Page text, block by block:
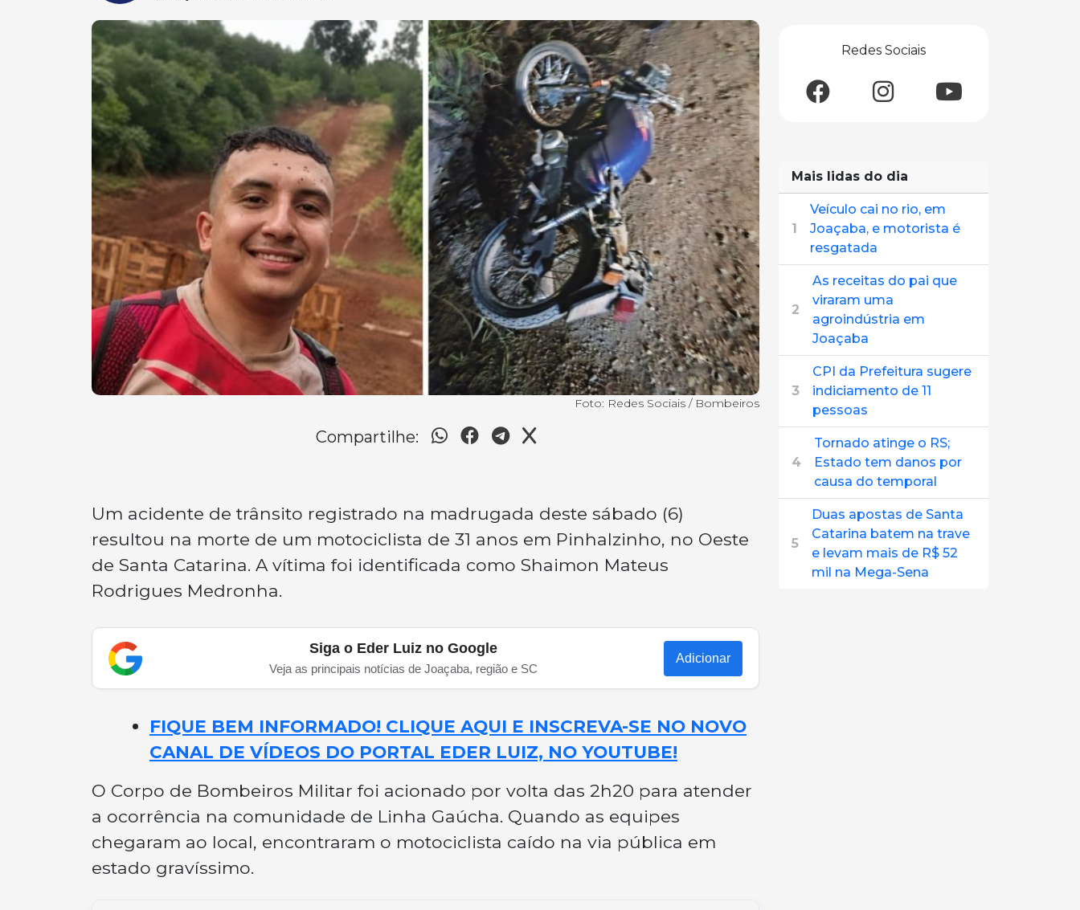
Foto: Redes Sociais / Bombeiros
Compartilhe:
Um acidente de trânsito registrado na madrugada deste sábado (6)
resultou na morte de um motociclista de 31 anos em Pinhalzinho, no Oeste
de Santa Catarina. A vítima foi identificada como Shaimon Mateus
Rodrigues Medronha.
Siga o Eder Luiz no Google
Veja as principais notícias de Joaçaba, região e SC
Adicionar
FIQUE BEM INFORMADO! CLIQUE AQUI E INSCREVA-SE NO NOVO
CANAL DE VÍDEOS DO PORTAL EDER LUIZ, NO YOUTUBE!
O Corpo de Bombeiros Militar foi acionado por volta das 2h20 para atender
a ocorrência na comunidade de Linha Gaúcha. Quando as equipes
chegaram ao local, encontraram o motociclista caído na via pública em
estado gravíssimo.
Redes Sociais
Mais lidas do dia
1
Veículo cai no rio, em
Joaçaba, e motorista é
resgatada
2
As receitas do pai que
viraram uma
agroindústria em
Joaçaba
3
CPI da Prefeitura sugere
indiciamento de 11
pessoas
4
Tornado atinge o RS;
Estado tem danos por
causa do temporal
5
Duas apostas de Santa
Catarina batem na trave
e levam mais de R$ 52
mil na Mega-Sena